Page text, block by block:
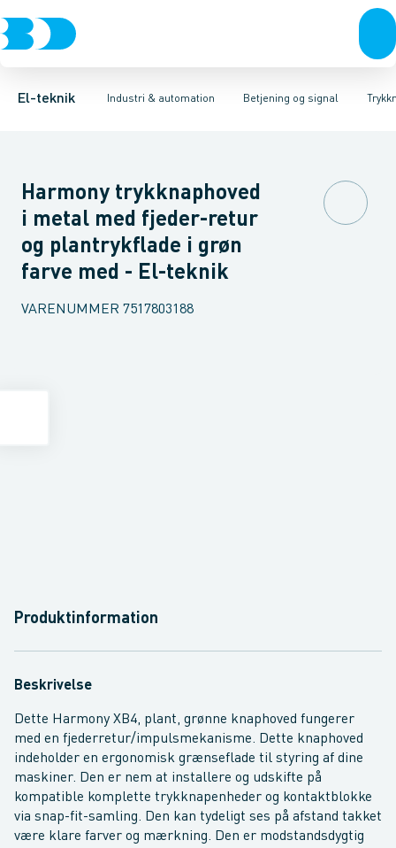
El-teknik Industri & automation
Afbrydere, stikkontakter & lampeudtagForgreningsmateriel
Betjening og signal
Industristiksystemer Frekvensomformere og softstartere
TrykknaphovedLystårn element, optiskTilslutningsmodul
Harmony trykknaphoved
i metal med fjeder-retur
og plantrykflade i grøn
farve med - El-teknik
VARENUMMER 7517803188
Produktinformation
Beskrivelse
Dette Harmony XB4, plant, grønne knaphoved fungerer
med en fjederretur/impulsmekanisme. Dette knaphoved
indeholder en ergonomisk grænseflade til styring af dine
maskiner. Den er nem at installere og udskifte på
kompatible komplette trykknapenheder og kontaktblokke
via snap-fit-samling. Den kan tydeligt ses på afstand takket
være klare farver og mærkning. Den er modstandsdygtig